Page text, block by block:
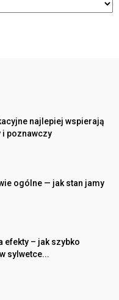
najlepiej wspierają
poznawczy
ogólne — jak stan jamy
efekty – jak szybko
sylwetce...